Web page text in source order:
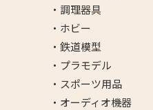
・調理器具
・ホビー
・鉄道模型
・プラモデル
・スポーツ用品
・オーディオ機器